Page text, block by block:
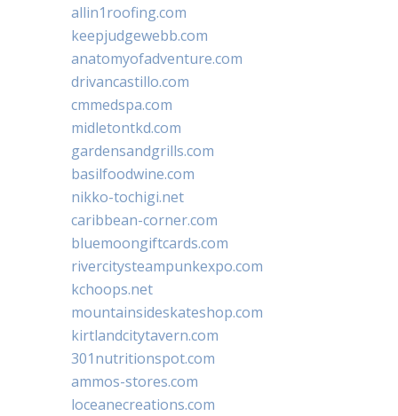
allin1roofing.com
keepjudgewebb.com
anatomyofadventure.com
drivancastillo.com
cmmedspa.com
midletontkd.com
gardensandgrills.com
basilfoodwine.com
nikko-tochigi.net
caribbean-corner.com
bluemoongiftcards.com
rivercitysteampunkexpo.com
kchoops.net
mountainsideskateshop.com
kirtlandcitytavern.com
301nutritionspot.com
ammos-stores.com
loceanecreations.com